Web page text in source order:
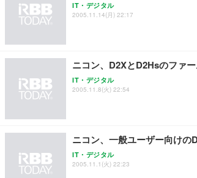
IT・デジタル
2005.11.14(月) 22:17
ニコン、D2XとD2Hsのファ
IT・デジタル
2005.11.8(火) 22:54
ニコン、一般ユーザー向け
IT・デジタル
2005.11.1(火) 22:23